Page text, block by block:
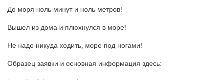
До моря ноль минут и ноль метров!
Вышел из дома и плюхнулся в море!
Не надо никуда ходить, море под ногами!
Образец заявки и основная информация здесь: